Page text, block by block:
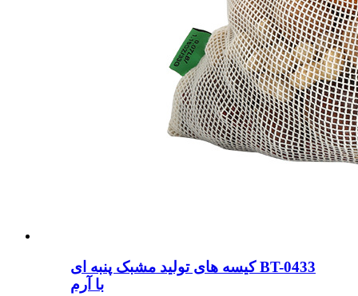
کیسه های تولید مشبک پنبه ای BT-0433
با آرم